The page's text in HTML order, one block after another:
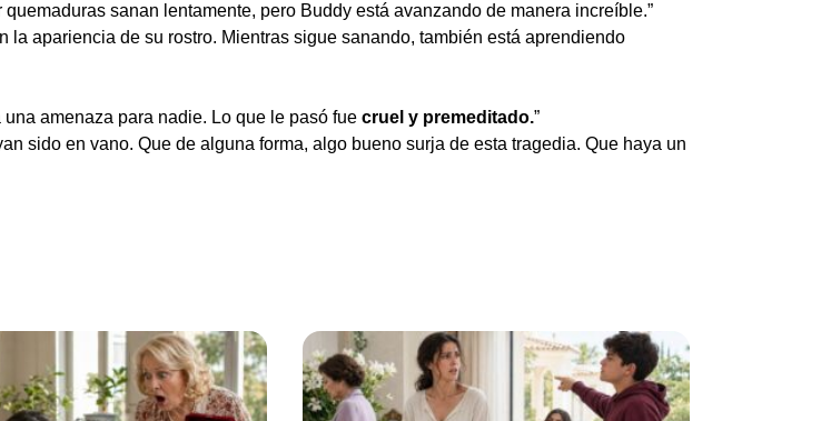
sanan lentamente, pero Buddy está avanzando de manera increíble.”
la apariencia de su rostro. Mientras sigue sanando, también está aprendiendo
una amenaza para nadie. Lo que le pasó fue cruel y premeditado.”
sido en vano. Que de alguna forma, algo bueno surja de esta tragedia. Que haya un